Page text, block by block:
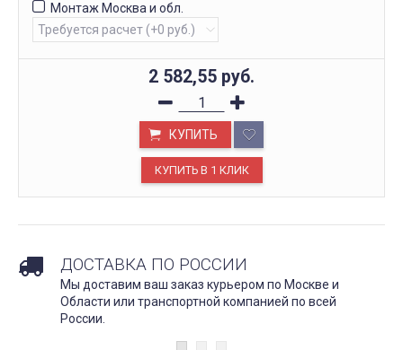
Монтаж Москва и обл.
2 582,55 руб.
КУПИТЬ
ДОСТАВКА ПО РОССИИ
Мы доставим ваш заказ курьером по Москве и
Области или транспортной компанией по всей
России.